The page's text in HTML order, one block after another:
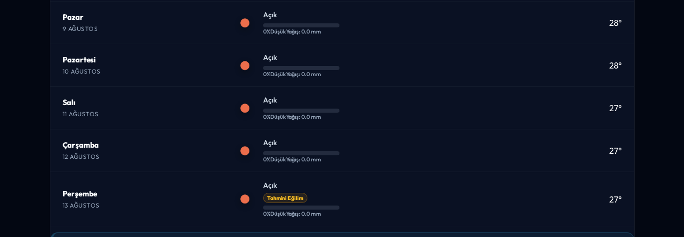
Pazar
9 AĞUSTOS
Açık
0%DüşükYağış: 0.0 mm
28°
Pazartesi
10 AĞUSTOS
Açık
0%DüşükYağış: 0.0 mm
28°
Salı
11 AĞUSTOS
Açık
0%DüşükYağış: 0.0 mm
27°
Çarşamba
12 AĞUSTOS
Açık
0%DüşükYağış: 0.0 mm
27°
Perşembe
13 AĞUSTOS
Açık
Tahmini Eğilim
0%DüşükYağış: 0.0 mm
27°